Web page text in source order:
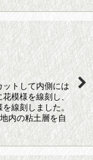
トして内側には
模様を線刻し、
線刻しました。
内の粘土層を自